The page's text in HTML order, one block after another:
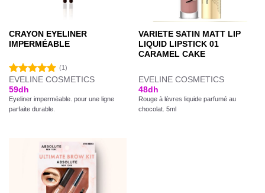
CRAYON EYELINER
IMPERMÉABLE
Note5.00
sur 5
(1)
EVELINE COSMETICS
59dh
Eyeliner imperméable. pour une ligne
parfaite durable.
VARIETE SATIN MATT LIP
LIQUID LIPSTICK 01
CARAMEL CAKE
EVELINE COSMETICS
48dh
Rouge à lèvres liquide parfumé au
chocolat. 5ml